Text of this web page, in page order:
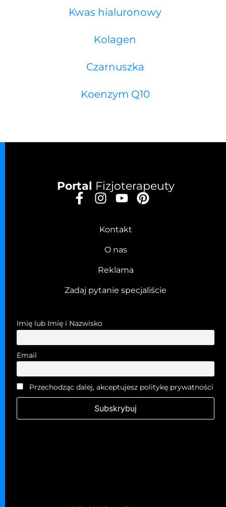
Kwas hialuronowy
Kolagen
Czarnuszka
Koenzym Q10
Portal Fizjoterapeuty
Kontakt
O nas
Reklama
Zadaj pytanie specjaliście
Imię lub Imię i Nazwisko
Email
Przechodząc dalej, akceptujesz politykę prywatności